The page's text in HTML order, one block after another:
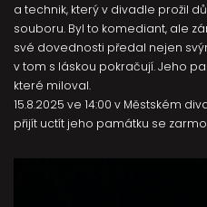
a technik, který v divadle prožil
souboru. Byl to komediant, ale
své dovednosti předal nejen
v tom s láskou pokračují. Jeho
které miloval.
15.8.2025 ve 14:00 v Městském
přijít uctít jeho památku se